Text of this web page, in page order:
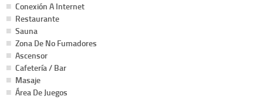
Conexión A Internet
Restaurante
Sauna
Zona De No Fumadores
Ascensor
Cafetería / Bar
Masaje
Área De Juegos